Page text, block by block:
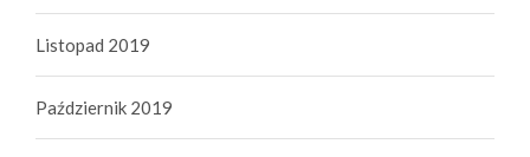
Listopad 2019
Październik 2019